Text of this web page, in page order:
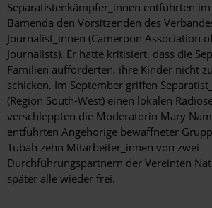
Separatistenkämpfer_innen entführten
Bamenda den Vorsitzenden des
Journalist_innen (Cameroon Association
Journalists). Er hatte kritisiert, dass die
Familien aufforderten, ihre Kinder nicht
schicken. Im September griffen
(Region South-West) einen lokalen
verschleppten die Moderatorin Mary
entführten Angehörige bewaffneter
Tubah zehn Mitarbeiter_innen von zwei
Durchführungspartnern der Vereinten
später alle wieder frei.